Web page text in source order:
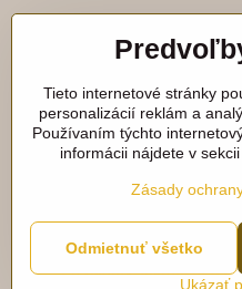
Katalógy na stiahnutie
Viac našich
sieťach:
Instagram
©
Predvoľby súkromia
Tieto internetové stránky
personalizácií reklám a
Používaním týchto
informácii nájdete v sekcii
Zásady
Ukázať
Odmietnuť všetko